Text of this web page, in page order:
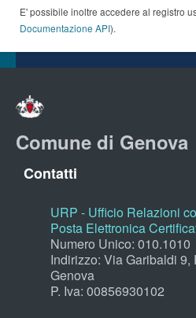
E' possibile inoltre accedere al registro
Documentazione API).
Comune di Genova
Contatti
URP - Ufficio Relazioni
Posta Elettronica
Numero Unico: 010.1010
Indirizzo: Via Garibaldi
Genova
P. Iva: 00856930102